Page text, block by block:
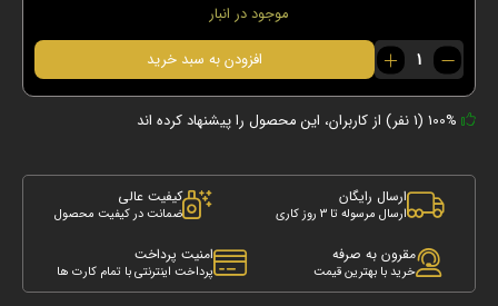
موجود در انبار
ادکلن
بولگاری
اومنیا
کریستال
عدد
افزودن به سبد خرید
ارسال رایگان
ارسال مرسوله تا 3 روز کاری
کیفیت عالی
ضمانت در کیفیت محصول
مقرون به صرفه
خرید با بهترین قیمت
امنیت پرداخت
پرداخت اینترنتی با تمام کارت ها